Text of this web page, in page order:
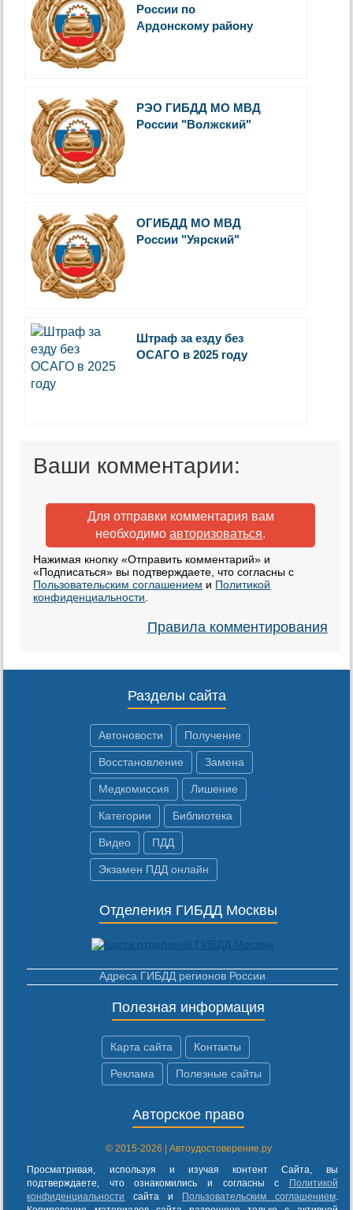
России по
Ардонскому району
РЭО ГИБДД МО МВД
России "Волжский"
ОГИБДД МО МВД
России "Уярский"
Штраф за езду без
ОСАГО в 2025 году
Ваши комментарии:
Для отправки комментария вам
необходимо авторизоваться.
Нажимая кнопку «Отправить комментарий» и
«Подписаться» вы подтверждаете, что согласны с
Пользовательским соглашением и Политикой
конфиденциальности
Правила комментирования
Разделы сайта
Автоновости Получение
Восстановление Замена
Медкомиссия Лишение
Категории Библиотека
Видео ПДД
Экзамен ПДД онлайн
Отделения ГИБДД Москвы
Адреса ГИБДД регионов России
Полезная информация
Карта сайта Контакты
Реклама Полезные сайты
Авторское право
© 2015-2026 | Автоудостоверение.ру
Просматривая, используя и изучая контент Сайта, вы
подтверждаете, что ознакомились и согласны с
Политикой
конфиденциальности
сайта и Пользовательским соглашением.